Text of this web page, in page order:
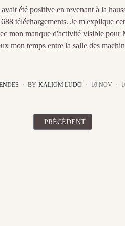
été positive en revenant à la
téléchargements. Je m'explique
mon manque d'activité visible
mon temps entre la salle des
BY KALIOM LUDO 10.NOV
ARTICLE PRÉCÉDENT :
PRÉCÉDENT